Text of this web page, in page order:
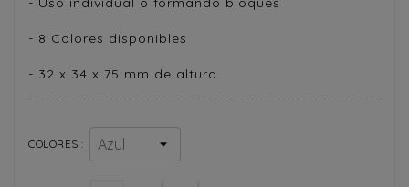
- 8 Colores disponibles
- 32 x 34 x 75 mm de altura
COLORES :